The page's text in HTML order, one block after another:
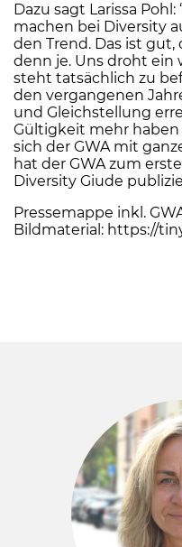
Dazu sagt Larissa
machen bei Diversity
den Trend. Das ist
denn je. Uns droht ein
steht tatsächlich zu
den vergangenen
und Gleichstellung
Gültigkeit mehr haben
sich der GWA mit
hat der GWA zum
Diversity Giude
Pressemappe inkl.
Bildmaterial: https://